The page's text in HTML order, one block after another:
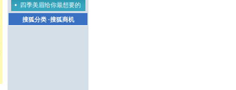
四季美眉给你最想要的
搜狐分类·搜狐商机